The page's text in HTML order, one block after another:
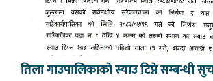
तिला गाउपालिकाकाे स्याउ टिप्ने सम्बन्धी